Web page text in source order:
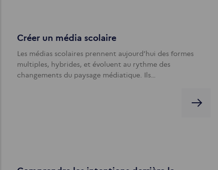
Créer un média scolaire
Les médias scolaires prennent aujourd’hui des formes
multiples, hybrides, et évoluent au rythme des
changements du paysage médiatique. Ils…